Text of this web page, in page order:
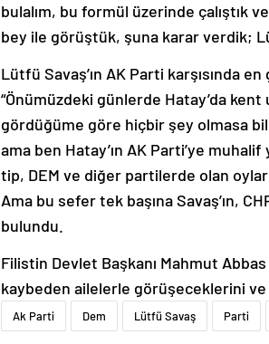
bulalım, bu formül üzerinde çalıştık
bey ile görüştük, şuna karar verdik;
Lütfü Savaş’ın AK Parti karşısında
“Önümüzdeki günlerde Hatay’da kent
gördüğüme göre hiçbir şey olmasa
ama ben Hatay’ın AK Parti’ye
tip, DEM ve diğer partilerde olan
Ama bu sefer tek başına Savaş’ın,
bulundu.
Filistin Devlet Başkanı Mahmut
kaybeden ailelerle görüşeceklerini ve
Ak Parti Dem Lütfü Savaş Parti